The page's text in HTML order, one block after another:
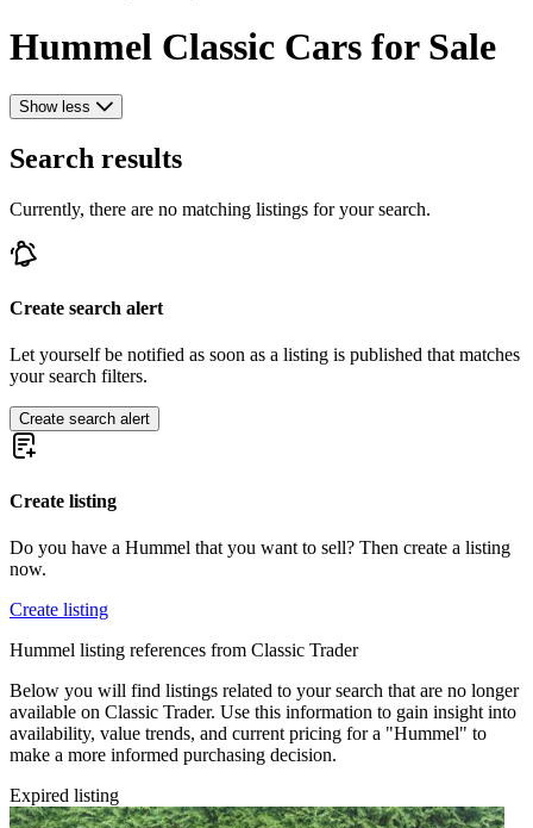
Hummel Classic Cars for Sale
Show less
Search results
Currently, there are no matching listings for your search.
Create search alert
Let yourself be notified as soon as a listing is published that matches
your search filters.
Create search alert
Create listing
Do you have a Hummel that you want to sell? Then create a listing
now.
Create listing
Hummel listing references from Classic Trader
Below you will find listings related to your search that are no longer
available on Classic Trader. Use this information to gain insight into
availability, value trends, and current pricing for a "Hummel" to
make a more informed purchasing decision.
Expired listing